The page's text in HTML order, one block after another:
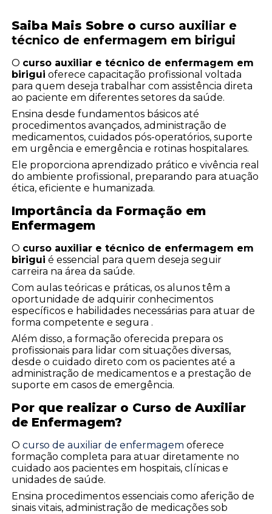
Saiba Mais Sobre o curso auxiliar e
técnico de enfermagem em birigui
O curso auxiliar e técnico de enfermagem em
birigui oferece capacitação profissional voltada
para quem deseja trabalhar com assistência direta
ao paciente em diferentes setores da saúde.
Ensina desde fundamentos básicos até
procedimentos avançados, administração de
medicamentos, cuidados pós-operatórios, suporte
em urgência e emergência e rotinas hospitalares.
Ele proporciona aprendizado prático e vivência real
do ambiente profissional, preparando para atuação
ética, eficiente e humanizada.
Importância da Formação em
Enfermagem
O curso auxiliar e técnico de enfermagem em
birigui é essencial para quem deseja seguir
carreira na área da saúde.
Com aulas teóricas e práticas, os alunos têm a
oportunidade de adquirir conhecimentos
específicos e habilidades necessárias para atuar de
forma competente e segura .
Além disso, a formação oferecida prepara os
profissionais para lidar com situações diversas,
desde o cuidado direto com os pacientes até a
administração de medicamentos e a prestação de
suporte em casos de emergência.
Por que realizar o Curso de Auxiliar
de Enfermagem?
Ocurso de auxiliar de enfermagem oferece
formação completa para atuar diretamente no
cuidado aos pacientes em hospitais, clínicas e
unidades de saúde.
Ensina procedimentos essenciais como aferição de
sinais vitais, administração de medicações sob